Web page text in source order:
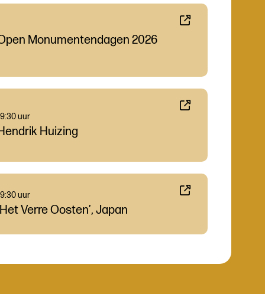
Monumentendagen 2026
uur
Huizing
uur
Verre Oosten’, Japan